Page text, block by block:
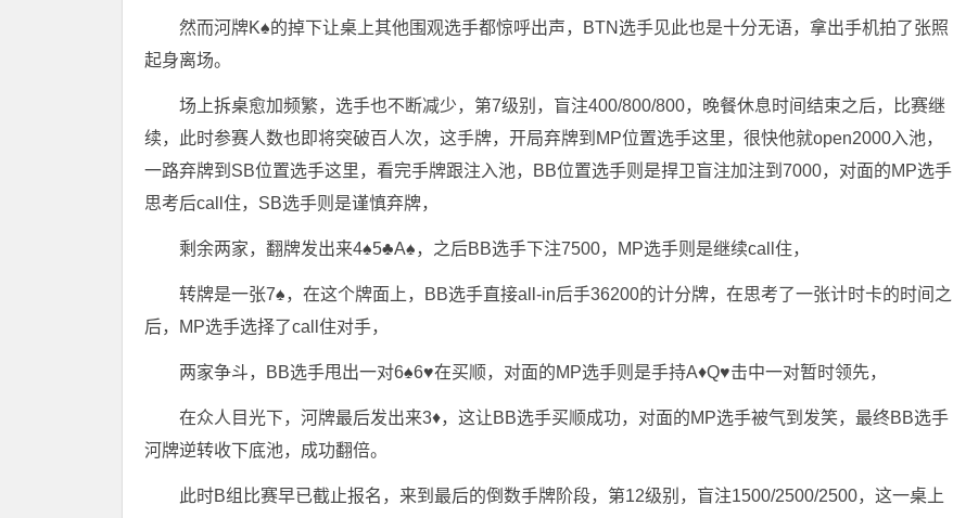
然而河牌K♠️的掉下让桌上其他围观选手都惊呼出声，BTN选手见此也是十分无语，拿出手机拍了张照
起身离场。
场上拆桌愈加频繁，选手也不断减少，第7级别，盲注400/800/800，晚餐休息时间结束之后，比赛继
续，此时参赛人数也即将突破百人次，这手牌，开局弃牌到MP位置选手这里，很快他就open2000入池，
一路弃牌到SB位置选手这里，看完手牌跟注入池，BB位置选手则是捍卫盲注加注到7000，对面的MP选手
思考后call住，SB选手则是谨慎弃牌，
剩余两家，翻牌发出来4♠️5♣️A♠️，之后BB选手下注7500，MP选手则是继续call住，
转牌是一张7♠️，在这个牌面上，BB选手直接all-in后手36200的计分牌，在思考了一张计时卡的时间之
后，MP选手选择了call住对手，
两家争斗，BB选手甩出一对6♠️6♥️在买顺，对面的MP选手则是手持A♦️Q♥️击中一对暂时领先，
在众人目光下，河牌最后发出来3♦️，这让BB选手买顺成功，对面的MP选手被气到发笑，最终BB选手
河牌逆转收下底池，成功翻倍。
此时B组比赛早已截止报名，来到最后的倒数手牌阶段，第12级别，盲注1500/2500/2500，这一桌上